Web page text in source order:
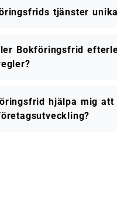
tjänster
Bokföringsfrid
hjälpa mig att